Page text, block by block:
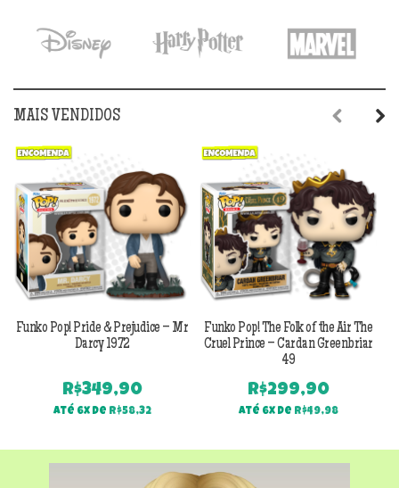
MAIS VENDIDOS
Funko Pop! Pride & Prejudice – Mr
Darcy 1972
R$349,90
Até 6x de R$58,32
Funko Pop! The Folk of the Air The
Cruel Prince – Cardan Greenbriar
49
R$299,90
Até 6x de R$49,98